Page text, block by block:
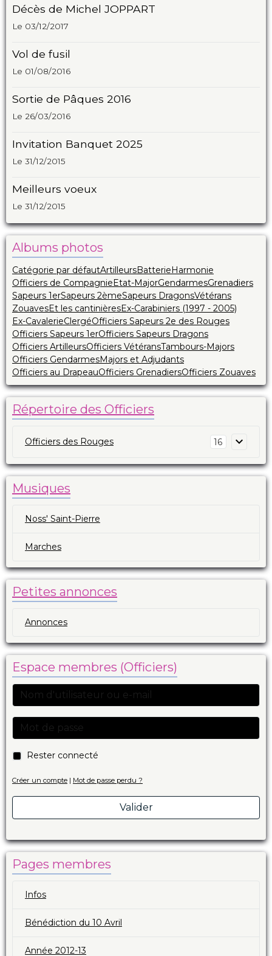
Décès de Michel JOPPART
Le 03/12/2017
Vol de fusil
Le 01/08/2016
Sortie de Pâques 2016
Le 26/03/2016
Invitation Banquet 2025
Le 31/12/2015
Meilleurs voeux
Le 31/12/2015
Albums photos
Catégorie par défautArtilleursBatterieHarmonie
Officiers de CompagnieEtat-MajorGendarmesGrenadiers
Sapeurs 1erSapeurs 2èmeSapeurs DragonsVétérans
ZouavesEt les cantinièresEx-Carabiniers (1997 - 2005)
Ex-CavalerieClergéOfficiers Sapeurs 2e des Rouges
Officiers Sapeurs 1erOfficiers Sapeurs Dragons
Officiers ArtilleursOfficiers VétéransTambours-Majors
Officiers GendarmesMajors et Adjudants
Officiers au DrapeauOfficiers GrenadiersOfficiers Zouaves
Répertoire des Officiers
Officiers des Rouges 16
Musiques
Noss' Saint-Pierre
Marches
Petites annonces
Annonces
Espace membres (Officiers)
Rester connecté
Créer un compte | Mot de passe perdu ?
Valider
Pages membres
Infos
Bénédiction du 10 Avril
Année 2012-13